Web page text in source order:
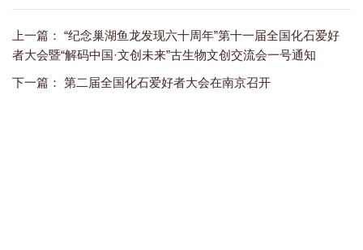
上一篇： “纪念巢湖鱼龙发现六十周年”第十一届全国化石爱好
者大会暨“解码中国·文创未来”古生物文创交流会一号通知
下一篇： 第二届全国化石爱好者大会在南京召开